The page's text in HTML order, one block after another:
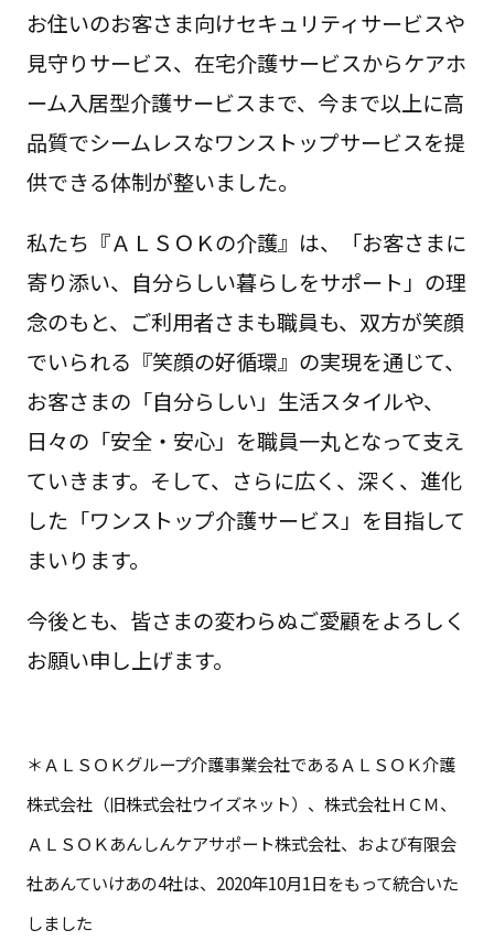
お住いのお客さま向けセキュリティサービスや
見守りサービス、在宅介護サービスからケアホ
ーム入居型介護サービスまで、今まで以上に高
品質でシームレスなワンストップサービスを提
供できる体制が整いました。
私たち『ＡＬＳＯＫの介護』は、「お客さまに
寄り添い、自分らしい暮らしをサポート」の理
念のもと、ご利用者さまも職員も、双方が笑顔
でいられる『笑顔の好循環』の実現を通じて、
お客さまの「自分らしい」生活スタイルや、
日々の「安全・安心」を職員一丸となって支え
ていきます。そして、さらに広く、深く、進化
した「ワンストップ介護サービス」を目指して
まいります。
今後とも、皆さまの変わらぬご愛顧をよろしく
お願い申し上げます。
＊ＡＬＳＯＫグループ介護事業会社であるＡＬＳＯＫ介護
株式会社（旧株式会社ウイズネット）、株式会社ＨＣＭ、
ＡＬＳＯＫあんしんケアサポート株式会社、および有限会
社あんていけあの4社は、2020年10月1日をもって統合いた
しました